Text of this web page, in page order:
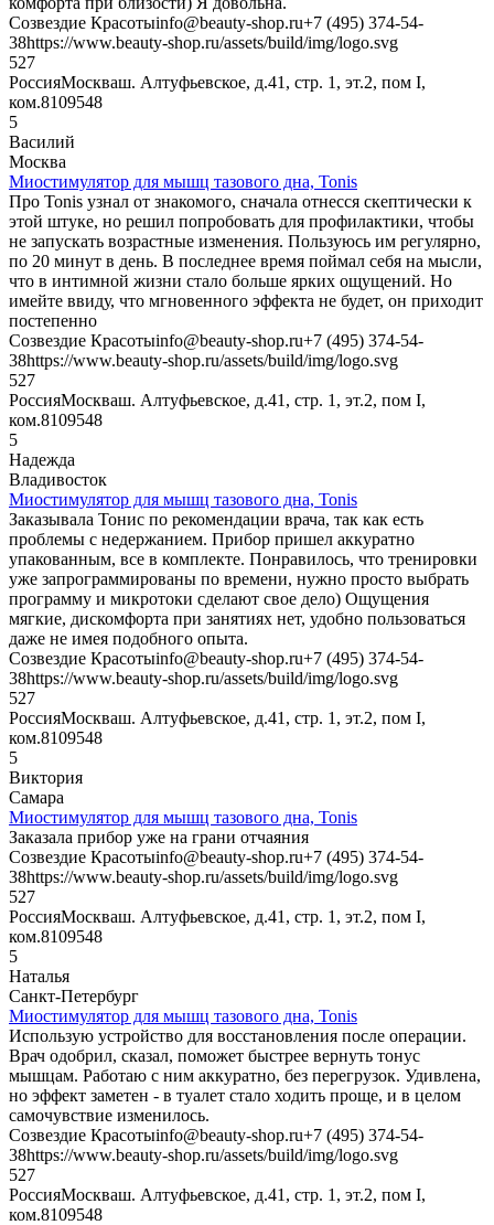
Созвездие Красотыinfo@beauty-shop.ru+7 (495) 374-54-
38https://www.beauty-shop.ru/assets/build/img/logo.svg
527
РоссияМоскваш. Алтуфьевское, д.41, стр. 1, эт.2, пом I,
ком.8109548
5
Василий
Москва
Миостимулятор для мышц тазового дна, Tonis
Про Tonis узнал от знакомого, сначала отнесся скептически к
этой штуке, но решил попробовать для профилактики, чтобы
не запускать возрастные изменения. Пользуюсь им регулярно,
по 20 минут в день. В последнее время поймал себя на мысли,
что в интимной жизни стало больше ярких ощущений. Но
имейте ввиду, что мгновенного эффекта не будет, он приходит
постепенно
Созвездие Красотыinfo@beauty-shop.ru+7 (495) 374-54-
38https://www.beauty-shop.ru/assets/build/img/logo.svg
527
РоссияМоскваш. Алтуфьевское, д.41, стр. 1, эт.2, пом I,
ком.8109548
5
Надежда
Владивосток
Миостимулятор для мышц тазового дна, Tonis
Заказывала Тонис по рекомендации врача, так как есть
проблемы с недержанием. Прибор пришел аккуратно
упакованным, все в комплекте. Понравилось, что тренировки
уже запрограммированы по времени, нужно просто выбрать
программу и микротоки сделают свое дело) Ощущения
мягкие, дискомфорта при занятиях нет, удобно пользоваться
даже не имея подобного опыта.
Созвездие Красотыinfo@beauty-shop.ru+7 (495) 374-54-
38https://www.beauty-shop.ru/assets/build/img/logo.svg
527
РоссияМоскваш. Алтуфьевское, д.41, стр. 1, эт.2, пом I,
ком.8109548
5
Виктория
Самара
Миостимулятор для мышц тазового дна, Tonis
Заказала прибор уже на грани отчаяния
Созвездие Красотыinfo@beauty-shop.ru+7 (495) 374-54-
38https://www.beauty-shop.ru/assets/build/img/logo.svg
527
РоссияМоскваш. Алтуфьевское, д.41, стр. 1, эт.2, пом I,
ком.8109548
5
Наталья
Санкт-Петербург
Миостимулятор для мышц тазового дна, Tonis
Использую устройство для восстановления после операции.
Врач одобрил, сказал, поможет быстрее вернуть тонус
мышцам. Работаю с ним аккуратно, без перегрузок. Удивлена,
но эффект заметен - в туалет стало ходить проще, и в целом
самочувствие изменилось.
Созвездие Красотыinfo@beauty-shop.ru+7 (495) 374-54-
38https://www.beauty-shop.ru/assets/build/img/logo.svg
527
РоссияМоскваш. Алтуфьевское, д.41, стр. 1, эт.2, пом I,
ком.8109548